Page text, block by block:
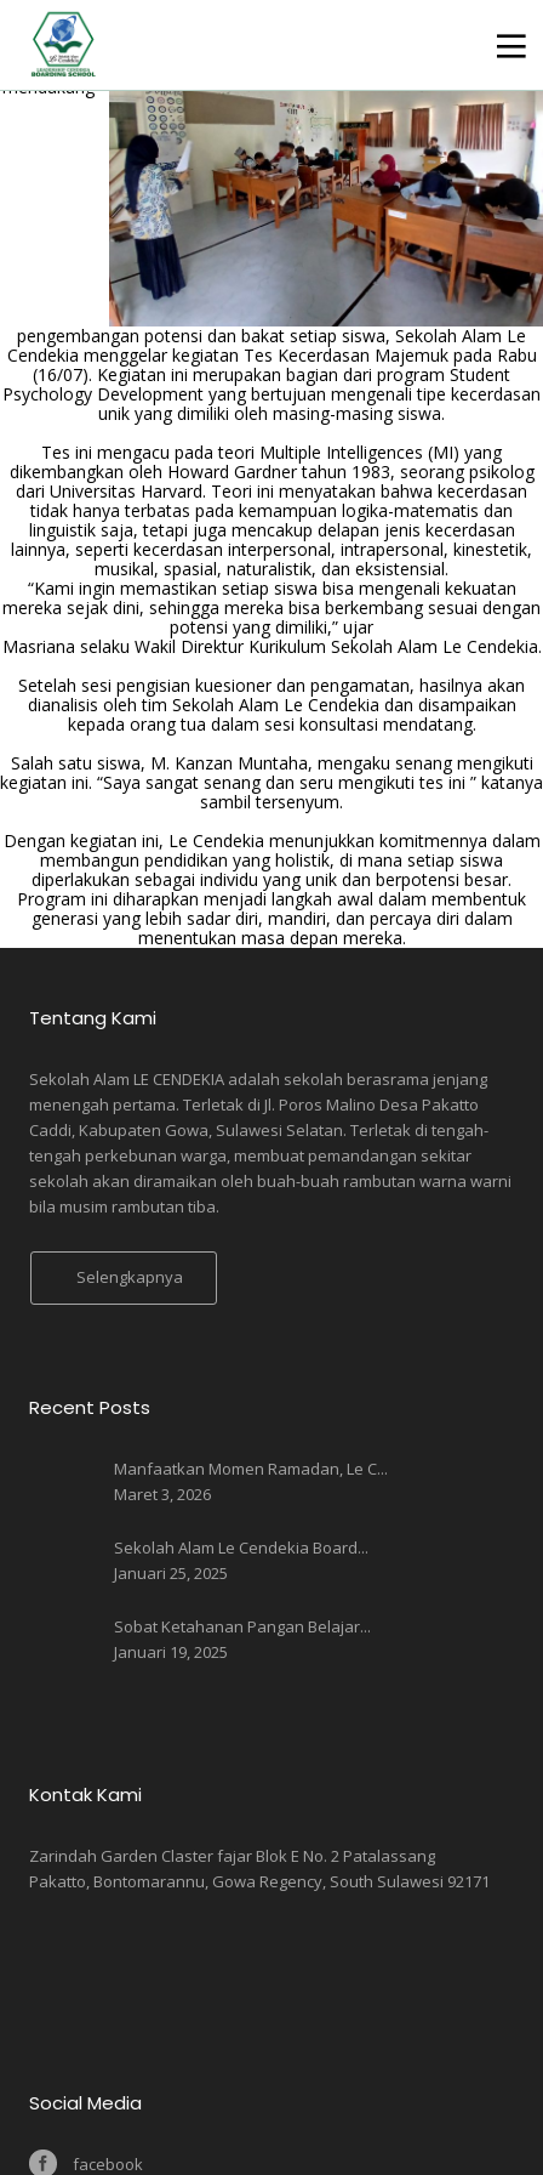
Gowa, 16
Juli 2025 —
Dalam
upaya
mendukung
pengembangan potensi dan bakat setiap siswa, Sekolah Alam Le
Cendekia menggelar kegiatan Tes Kecerdasan Majemuk pada Rabu
(16/07). Kegiatan ini merupakan bagian dari program Student
Psychology Development yang bertujuan mengenali tipe kecerdasan
unik yang dimiliki oleh masing-masing siswa.
Tes ini mengacu pada teori Multiple Intelligences (MI) yang
dikembangkan oleh Howard Gardner tahun 1983, seorang psikolog
dari Universitas Harvard. Teori ini menyatakan bahwa kecerdasan
tidak hanya terbatas pada kemampuan logika-matematis dan
linguistik saja, tetapi juga mencakup delapan jenis kecerdasan
lainnya, seperti kecerdasan interpersonal, intrapersonal, kinestetik,
musikal, spasial, naturalistik, dan eksistensial.
“Kami ingin memastikan setiap siswa bisa mengenali kekuatan
mereka sejak dini, sehingga mereka bisa berkembang sesuai dengan
potensi yang dimiliki,” ujar
Masriana selaku Wakil Direktur Kurikulum Sekolah Alam Le Cendekia.
Setelah sesi pengisian kuesioner dan pengamatan, hasilnya akan
dianalisis oleh tim Sekolah Alam Le Cendekia dan disampaikan
kepada orang tua dalam sesi konsultasi mendatang.
Salah satu siswa, M. Kanzan Muntaha, mengaku senang mengikuti
kegiatan ini. “Saya sangat senang dan seru mengikuti tes ini ” katanya
sambil tersenyum.
Dengan kegiatan ini, Le Cendekia menunjukkan komitmennya dalam
membangun pendidikan yang holistik, di mana setiap siswa
diperlakukan sebagai individu yang unik dan berpotensi besar.
Program ini diharapkan menjadi langkah awal dalam membentuk
generasi yang lebih sadar diri, mandiri, dan percaya diri dalam
menentukan masa depan mereka.
Tentang Kami
Sekolah Alam LE CENDEKIA adalah sekolah berasrama jenjang
menengah pertama. Terletak di Jl. Poros Malino Desa Pakatto
Caddi, Kabupaten Gowa, Sulawesi Selatan. Terletak di tengah-
tengah perkebunan warga, membuat pemandangan sekitar
sekolah akan diramaikan oleh buah-buah rambutan warna warni
bila musim rambutan tiba.
Selengkapnya
Recent Posts
Manfaatkan Momen Ramadan, Le C...
Maret 3, 2026
Sekolah Alam Le Cendekia Board...
Januari 25, 2025
Sobat Ketahanan Pangan Belajar...
Januari 19, 2025
Kontak Kami
Zarindah Garden Claster fajar Blok E No. 2 Patalassang
Pakatto, Bontomarannu, Gowa Regency, South Sulawesi 92171
Social Media
facebook